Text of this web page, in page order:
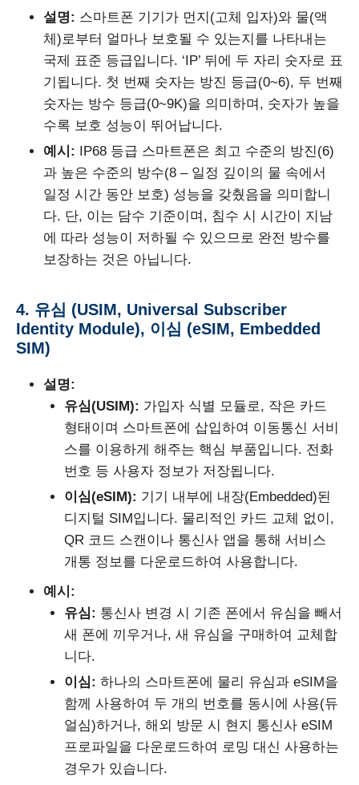
설명: 스마트폰 기기가 먼지(고체 입자)와 물(액
체)로부터 얼마나 보호될 수 있는지를 나타내는
국제 표준 등급입니다. ‘IP’ 뒤에 두 자리 숫자로 표
기됩니다. 첫 번째 숫자는 방진 등급(0~6), 두 번째
숫자는 방수 등급(0~9K)을 의미하며, 숫자가 높을
수록 보호 성능이 뛰어납니다.
예시: IP68 등급 스마트폰은 최고 수준의 방진(6)
과 높은 수준의 방수(8 – 일정 깊이의 물 속에서
일정 시간 동안 보호) 성능을 갖췄음을 의미합니
다. 단, 이는 담수 기준이며, 침수 시 시간이 지남
에 따라 성능이 저하될 수 있으므로 완전 방수를
보장하는 것은 아닙니다.
4. 유심 (USIM, Universal Subscriber
Identity Module), 이심 (eSIM, Embedded
SIM)
설명:
유심(USIM): 가입자 식별 모듈로, 작은 카드
형태이며 스마트폰에 삽입하여 이동통신 서비
스를 이용하게 해주는 핵심 부품입니다. 전화
번호 등 사용자 정보가 저장됩니다.
이심(eSIM): 기기 내부에 내장(Embedded)된
디지털 SIM입니다. 물리적인 카드 교체 없이,
QR 코드 스캔이나 통신사 앱을 통해 서비스
개통 정보를 다운로드하여 사용합니다.
예시:
유심: 통신사 변경 시 기존 폰에서 유심을 빼서
새 폰에 끼우거나, 새 유심을 구매하여 교체합
니다.
이심: 하나의 스마트폰에 물리 유심과 eSIM을
함께 사용하여 두 개의 번호를 동시에 사용(듀
얼심)하거나, 해외 방문 시 현지 통신사 eSIM
프로파일을 다운로드하여 로밍 대신 사용하는
경우가 있습니다.